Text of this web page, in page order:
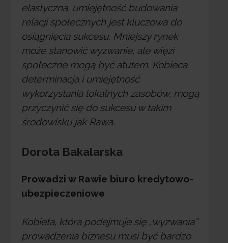
elastyczna, umiejętność budowania
relacji społecznych jest kluczowa do
osiągnięcia sukcesu. Mniejszy rynek
może stanowić wyzwanie, ale więzi
społeczne mogą być atutem. Kobieca
determinacja i umiejętność
wykorzystania lokalnych zasobów, mogą
przyczynić się do sukcesu w takim
środowisku jak Rawa.
Dorota Bakalarska
Prowadzi w Rawie biuro kredytowo-
ubezpieczeniowe
Kobieta, która podejmuje się „wyzwania”
prowadzenia biznesu musi być bardzo